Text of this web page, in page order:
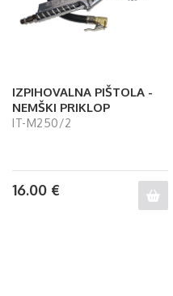
IZPIHOVALNA PIŠTOLA -
NEMŠKI PRIKLOP
IT-M250/2
16.00 €